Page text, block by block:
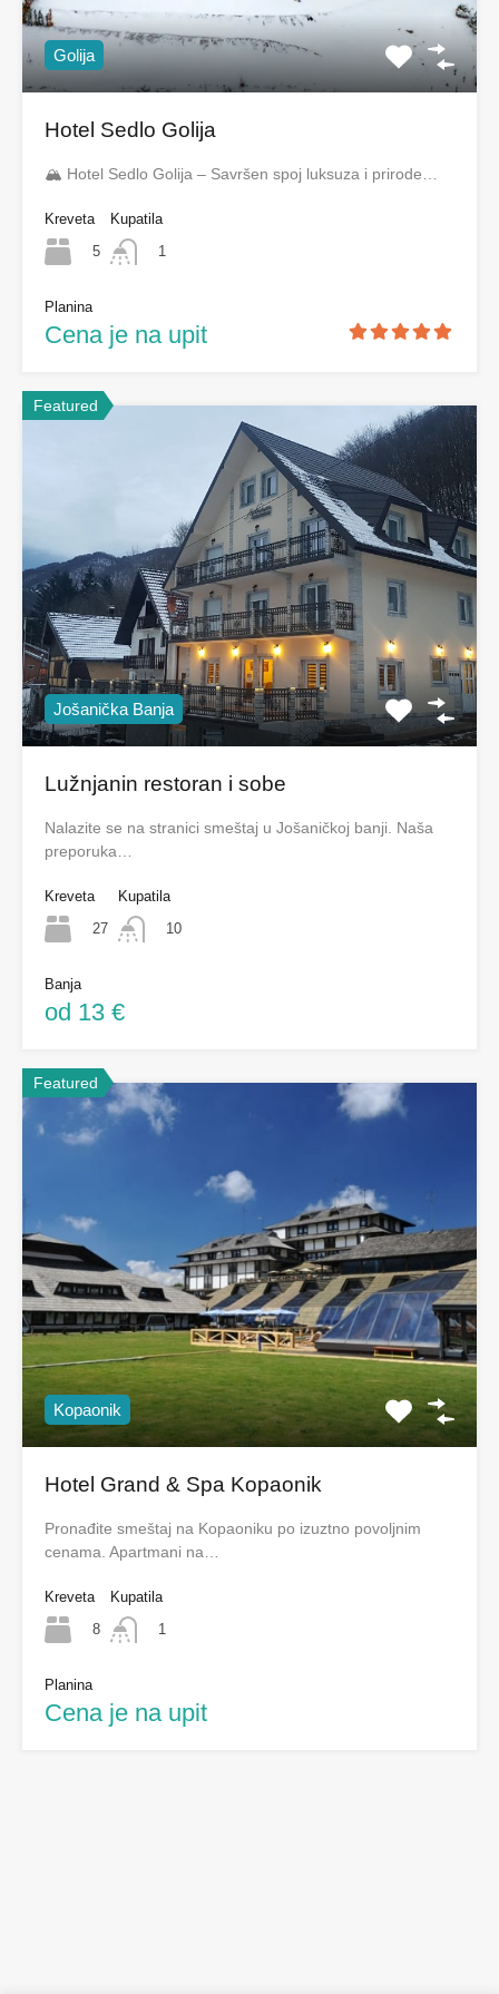
Golija
Hotel Sedlo Golija
🏔️ Hotel Sedlo Golija – Savršen spoj luksuza i prirode…
Kreveta
5
Kupatila
1
Planina
Cena je na upit
Featured
Jošanička Banja
Lužnjanin restoran i sobe
Nalazite se na stranici smeštaj u Jošaničkoj banji. Naša
preporuka…
Kreveta
27
Kupatila
10
Banja
od 13 €
Featured
Kopaonik
Hotel Grand & Spa Kopaonik
Pronađite smeštaj na Kopaoniku po izuztno povoljnim
cenama. Apartmani na…
Kreveta
8
Kupatila
1
Planina
Cena je na upit